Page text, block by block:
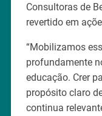
Consultoras de
revertido em
“Mobilizamos
profundamente
educação. Crer
propósito claro
continua